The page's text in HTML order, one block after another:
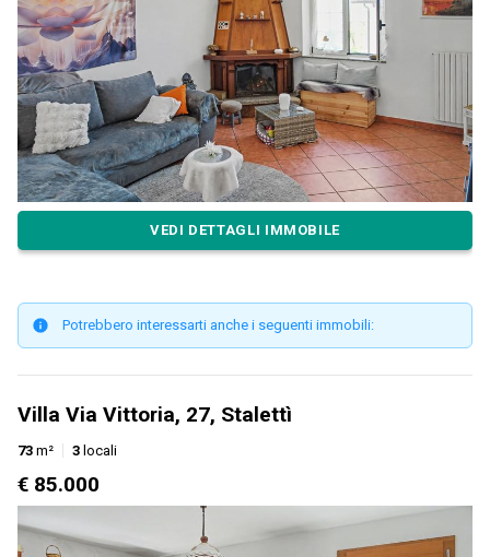
VEDI DETTAGLI IMMOBILE
Potrebbero interessarti anche i seguenti immobili:
Villa Via Vittoria, 27, Stalettì
73 m² 3 locali
€ 85.000